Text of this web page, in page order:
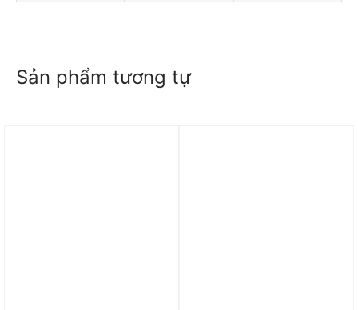
Sản phẩm tương tự